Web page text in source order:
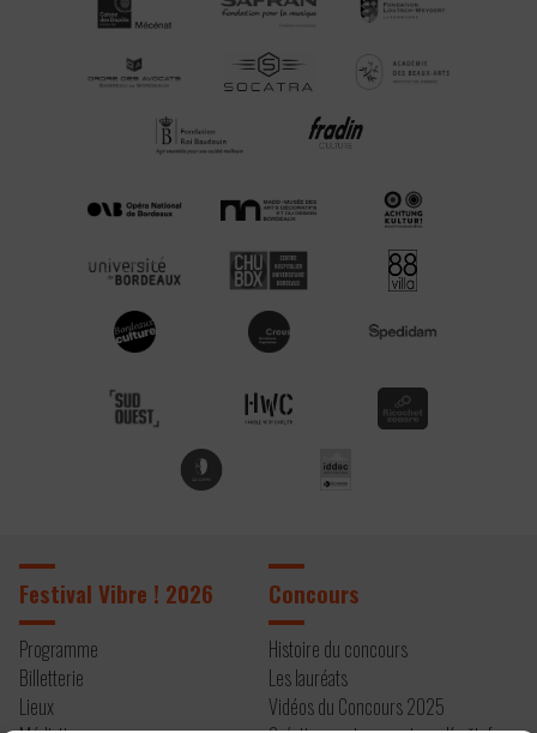
Festival Vibre ! 2026
Programme
Billetterie
Lieux
Concours
Histoire du concours
Les lauréats
Vidéos du Concours 2025